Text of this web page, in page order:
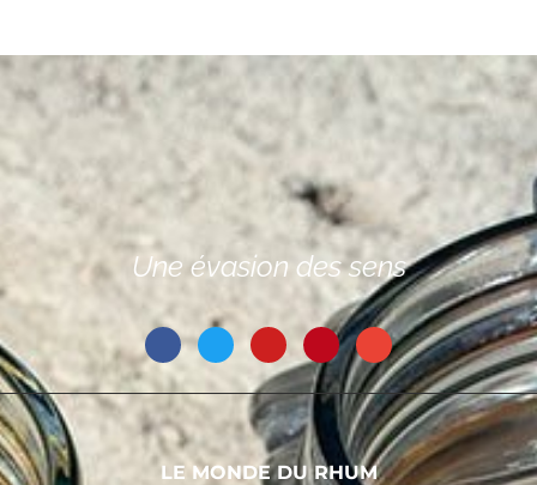
Une évasion des sens
LE MONDE DU RHUM